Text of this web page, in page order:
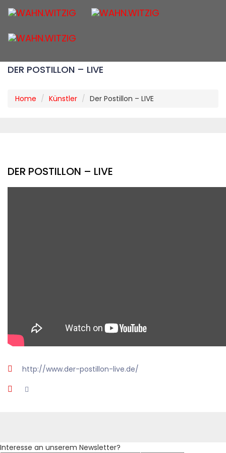
DER POSTILLON – LIVE
Home Künstler Der Postillon – LIVE
DER POSTILLON – LIVE
http://www.der-postillon-live.de/
Interesse an unserem Newsletter?